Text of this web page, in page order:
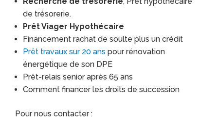
de trésorerie.
Prêt Viager Hypothécaire
Financement rachat de soulte plus un crédit
Prêt travaux sur 20 ans pour rénovation
énergétique de son DPE
Prêt-relais senior après 65 ans
Comment financer les droits de succession
Pour nous contacter :